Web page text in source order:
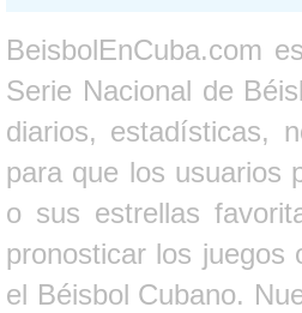
BeisbolEnCuba.com
Serie Nacional de
diarios, estadísticas,
para que los usuarios
o sus estrellas
pronosticar los juegos
el Béisbol Cubano.